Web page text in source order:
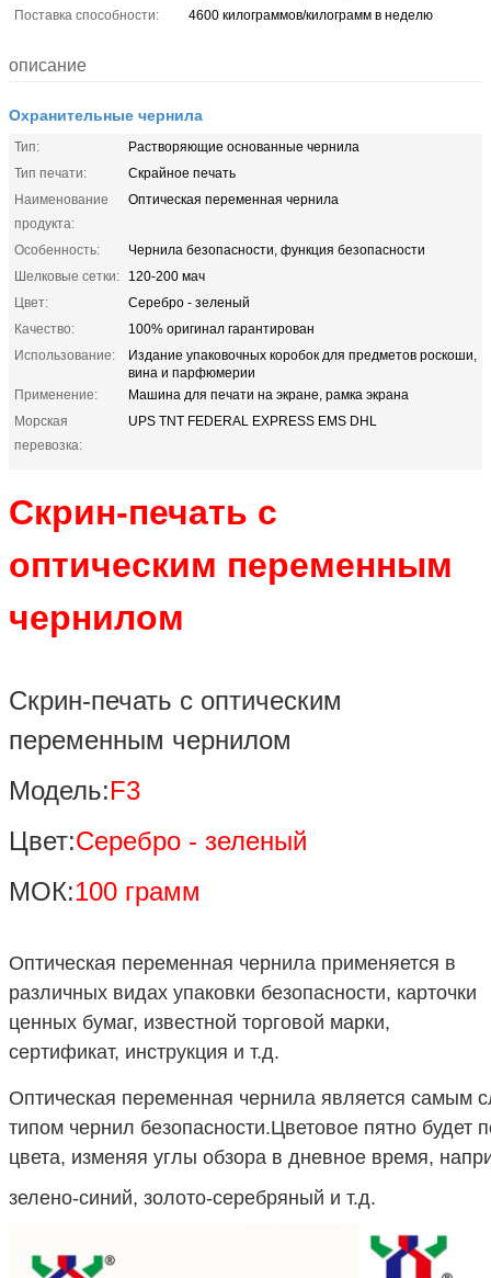
Поставка способности:
4600 килограммов/килограмм в неделю
описание
Охранительные чернила
Тип:
Растворяющие основанные чернила
Тип печати:
Скрайное печать
Наименование
продукта:
Оптическая переменная чернила
Особенность:
Чернила безопасности, функция безопасности
Шелковые сетки:
120-200 мач
Цвет:
Серебро - зеленый
Качество:
100% оригинал гарантирован
Использование:
Издание упаковочных коробок для предметов роскоши,
вина и парфюмерии
Применение:
Машина для печати на экране, рамка экрана
Морская
перевозка:
UPS TNT FEDERAL EXPRESS EMS DHL
Скрин-печать с
оптическим переменным
чернилом
Скрин-печать с оптическим
переменным чернилом
Модель:F3
Цвет:Серебро - зеленый
МОК:100 грамм
Оптическая переменная чернила применяется в
различных видах упаковки безопасности, карточки
ценных бумаг, известной торговой марки,
сертификат, инструкция и т.д.
Оптическая переменная чернила является самым
типом чернил безопасности.Цветовое пятно будет
цвета, изменяя углы обзора в дневное время,
зелено-синий, золото-серебряный и т.д.